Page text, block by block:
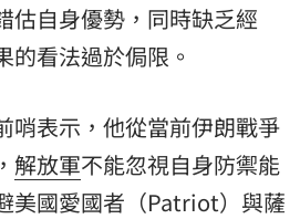
估自身優勢，同時缺乏經
的看法過於侷限。
哨表示，他從當前伊朗戰爭
解放軍不能忽視自身防禦能
美國愛國者（Patriot）與薩